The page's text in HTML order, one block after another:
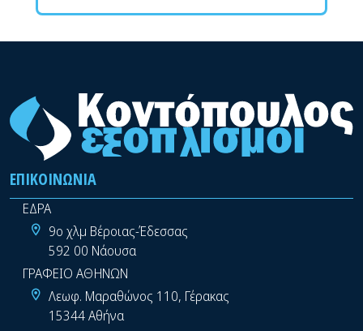
ΕΠΙΚΟΙΝΩΝΊΑ
ΕΔΡΑ
9ο χλμ Βέροιας-Έδεσσας
592 00 Νάουσα
ΓΡΑΦΕΙΟ ΑΘΗΝΩΝ
Λεωφ. Μαραθώνος 110, Γέρακας
15344 Αθήνα